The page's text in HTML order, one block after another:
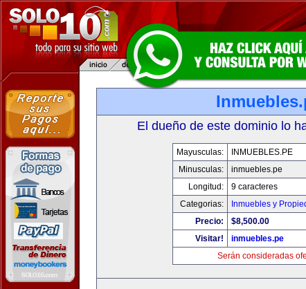
El dueño de este dominio lo
Mayusculas:
INMUEBLES.PE
Minusculas:
inmuebles.pe
Longitud:
9 caracteres
Categorias:
Inmuebles y
Precio:
$8,500.00
Visitar!
inmuebles.pe
Serán consideradas